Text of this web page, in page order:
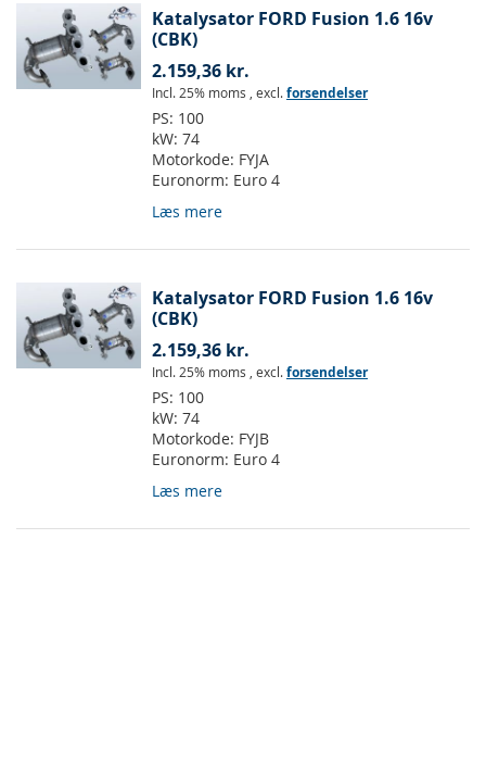
Katalysator FORD Fusion 1.6 16v
(CBK)
2.159,36 kr.
Incl. 25% moms , excl.forsendelser
PS: 100
kW: 74
Motorkode: FYJA
Euronorm: Euro 4
Læs mere
Katalysator FORD Fusion 1.6 16v
(CBK)
2.159,36 kr.
Incl. 25% moms , excl.forsendelser
PS: 100
kW: 74
Motorkode: FYJB
Euronorm: Euro 4
Læs mere